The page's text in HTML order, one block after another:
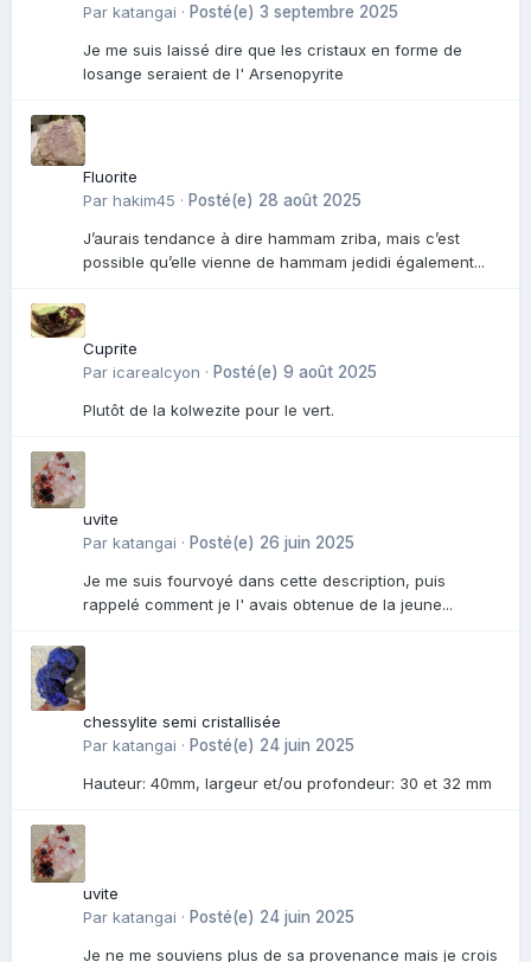
Par katangai · Posté(e) 3 septembre 2025
Je me suis laissé dire que les cristaux en forme de
losange seraient de l' Arsenopyrite
Fluorite
Par hakim45 · Posté(e) 28 août 2025
J’aurais tendance à dire hammam zriba, mais c’est
possible qu’elle vienne de hammam jedidi également...
Cuprite
Par icarealcyon · Posté(e) 9 août 2025
Plutôt de la kolwezite pour le vert.
uvite
Par katangai · Posté(e) 26 juin 2025
Je me suis fourvoyé dans cette description, puis
rappelé comment je l' avais obtenue de la jeune...
chessylite semi cristallisée
Par katangai · Posté(e) 24 juin 2025
Hauteur: 40mm, largeur et/ou profondeur: 30 et 32 mm
uvite
Par katangai · Posté(e) 24 juin 2025
Je ne me souviens plus de sa provenance mais je crois